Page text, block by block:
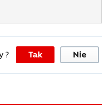
? Tak Nie